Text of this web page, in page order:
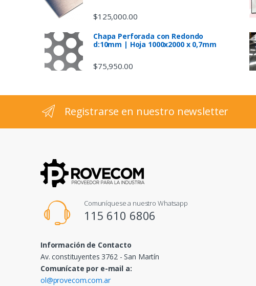
$125,000.00
Chapa Perforada con Redondo
d:10mm | Hoja 1000x2000 x 0,7mm
$75,950.00
Registrarse en nuestro newsletter
Comuníquese a nuestro Whatsapp
115 610 6806
Información de Contacto
Av. constituyentes 3762 - San Martín
Comunícate por e-mail a:
ol@provecom.com.ar